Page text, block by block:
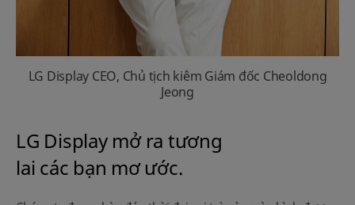
LG Display mở ra tương
lai các bạn mơ ước.
LG Display CEO, Chủ tịch kiêm Giám đốc Cheoldong
Jeong